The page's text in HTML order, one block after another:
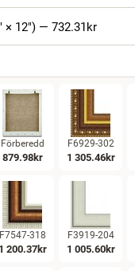
× 12") — 732.31kr
Förberedd
879.98kr
F6929-302
1 305.46kr
F7547-318
1 200.37kr
F3919-204
1 005.60kr